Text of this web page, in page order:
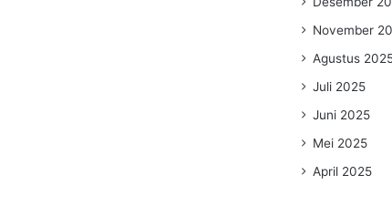
November
Agustus
Juli 2025
Juni 2025
Mei 2025
April 2025